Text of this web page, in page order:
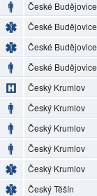
České Budějovice
České Budějovice
České Budějovice
České Budějovice
Český Krumlov
Český Krumlov
Český Krumlov
Český Krumlov
Český Krumlov
Český Těšín